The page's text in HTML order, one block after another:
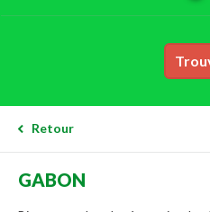
Retour
GABON